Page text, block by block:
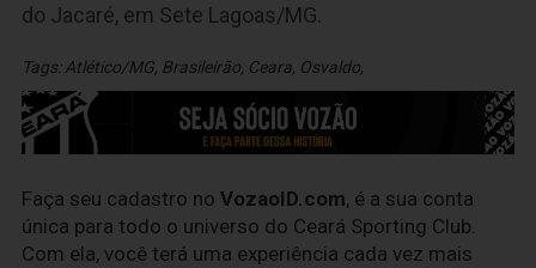
do Jacaré, em Sete Lagoas/MG.
Tags:Atlético/MG Brasileirão Ceara Osvaldo
Faça seu cadastro no VozaoID.com, é a sua conta
única para todo o universo do Ceará Sporting Club.
Com ela, você terá uma experiência cada vez mais